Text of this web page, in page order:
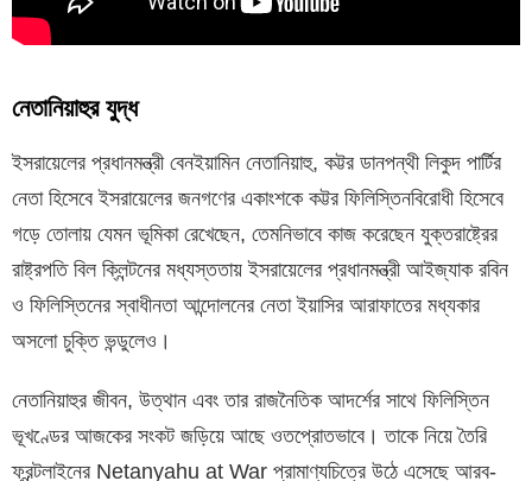
নেতানিয়াহুর যুদ্ধ
ইসরায়েলের প্রধানমন্ত্রী বেনইয়ামিন নেতানিয়াহু, কট্টর ডানপন্থী লিকুদ পার্টির
নেতা হিসেবে ইসরায়েলের জনগণের একাংশকে কট্টর ফিলিস্তিনবিরোধী হিসেবে
গড়ে তোলায় যেমন ভূমিকা রেখেছেন, তেমনিভাবে কাজ করেছেন যুক্তরাষ্ট্রের
রাষ্ট্রপতি বিল ক্লিন্টনের মধ্যস্ততায় ইসরায়েলের প্রধানমন্ত্রী আইজ্যাক রবিন
ও ফিলিস্তিনের স্বাধীনতা আন্দোলনের নেতা ইয়াসির আরাফাতের মধ্যকার
অসলো চুক্তি ভন্ডুলেও।
নেতানিয়াহুর জীবন, উত্থান এবং তার রাজনৈতিক আদর্শের সাথে ফিলিস্তিন
ভূখণ্ডের আজকের সংকট জড়িয়ে আছে ওতপ্রোতভাবে। তাকে নিয়ে তৈরি
ফ্রন্টলাইনের Netanyahu at War প্রামাণ্যচিত্রে উঠে এসেছে আরব-